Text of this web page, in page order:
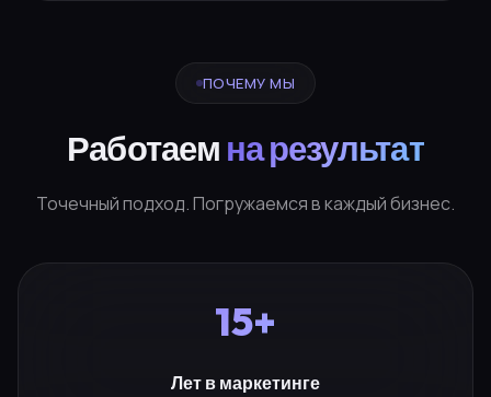
ПОЧЕМУ МЫ
Работаем на результат
Точечный подход. Погружаемся в каждый бизнес.
15+
Лет в маркетинге